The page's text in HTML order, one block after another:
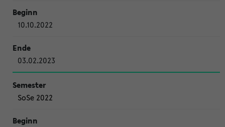
10.10.2022
03.02.2023
SoSe 2022